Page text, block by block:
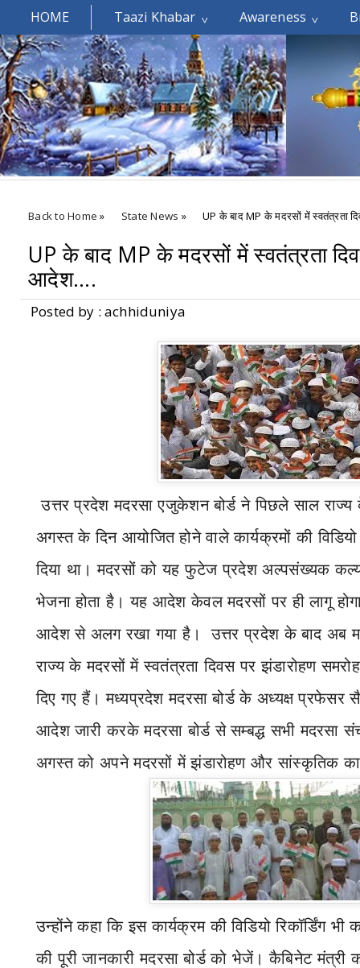
HOME Taazi Khabar Awareness
Welcomes You.....
Back to Home » State News » UP के बाद MP के मदरसों में स्वतंत्रता
UP के बाद MP के मदरसों में स्वतंत्रता
आदेश....
Posted by : achhiduniya
उत्तर प्रदेश मदरसा एजुकेशन बोर्ड ने पिछले साल
अगस्त के दिन आयोजित होने वाले कार्यक्रमों की
दिया था। मदरसों को यह फुटेज प्रदेश अल्पसंख्यक
भेजना होता है। यह आदेश केवल मदरसों पर ही लागू
आदेश से अलग रखा गया है।
उत्तर प्रदेश के बाद अब
राज्‍य के मदरसों में स्वतंत्रता दिवस पर झंडारोहण
दिए गए हैं। मध्यप्रदेश मदरसा बोर्ड के अध्यक्ष प्रफेसर
आदेश जारी करके मदरसा बोर्ड से सम्बद्ध सभी मदरसा
अगस्त को अपने मदरसों में झंडारोहण और सांस्कृतिक
उन्‍होंने कहा कि इस कार्यक्रम की विडियो रिकॉर्डिंग भी
की पूरी जानकारी मदरसा बोर्ड को भेजें। कैबिनेट मंत्री का